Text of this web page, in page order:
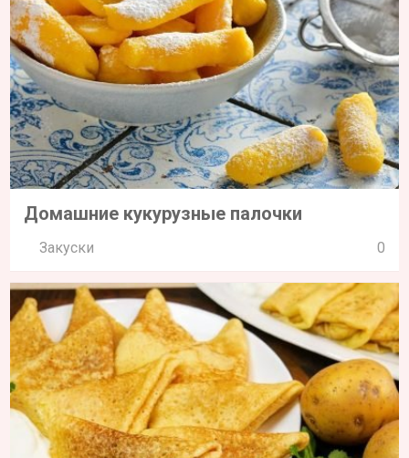
Домашние кукурузные палочки
Закуски 0